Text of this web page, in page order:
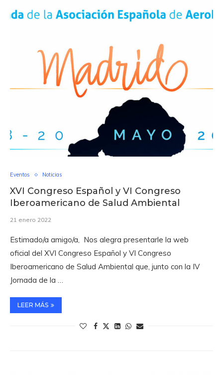
Eventos Noticias
XVI Congreso Español y VI Congreso
Iberoamericano de Salud Ambiental
21 enero 2022
Estimado/a amigo/a, Nos alegra presentarle la web
oficial del XVI Congreso Español y VI Congreso
Iberoamericano de Salud Ambiental que, junto con la IV
Jornada de la …
LEER MÁS